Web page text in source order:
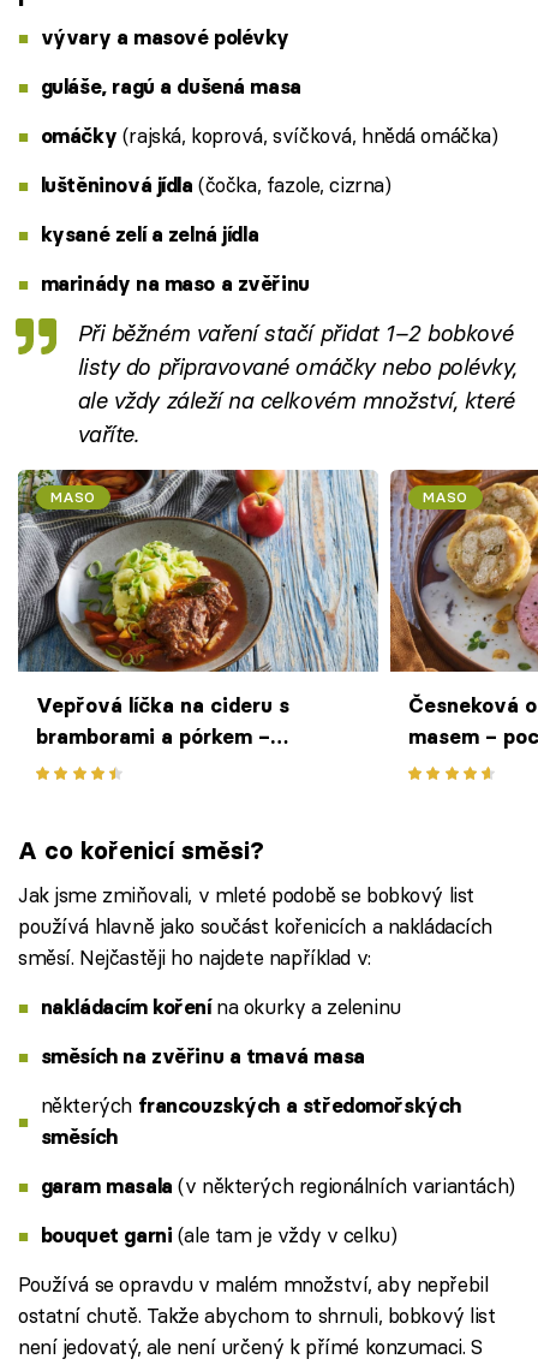
vývary a masové polévky
guláše, ragú a dušená masa
omáčky (rajská, koprová, svíčková, hnědá omáčka)
luštěninová jídla(čočka, fazole, cizrna)
kysané zelí a zelná jídla
marinády na maso a zvěřinu
Při běžném vaření stačí přidat 1–2 bobkové
listy do připravované omáčky nebo polévky,
ale vždy záleží na celkovém množství, které
vaříte.
MASO
Vepřová líčka na cideru s
bramborami a pórkem –
pozvolna dušené maso s vůní
MASO
Česneková
masem –
štiplavá
A co kořenicí směsi?
Jak jsme zmiňovali, v mleté podobě se bobkový list
používá hlavně jako součást kořenicích a nakládacích
směsí. Nejčastěji ho najdete například v:
nakládacím koření na okurky a zeleninu
směsích na zvěřinu a tmavá masa
některých francouzských a středomořských
směsích
garam masala (v některých regionálních variantách)
bouquet garni (ale tam je vždy v celku)
Používá se opravdu v malém množství, aby nepřebil
ostatní chutě. Takže abychom to shrnuli, bobkový list
není jedovatý, ale není určený k přímé konzumaci. S